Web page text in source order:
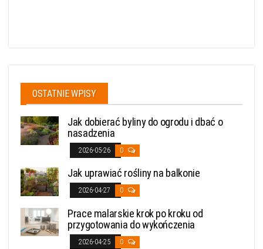
OSTATNIE WPISY
Jak dobierać byliny do ogrodu i dbać o
nasadzenia
2026-05-26 0
Jak uprawiać rośliny na balkonie
2026-04-27 0
Prace malarskie krok po kroku od
przygotowania do wykończenia
2026-04-25 0